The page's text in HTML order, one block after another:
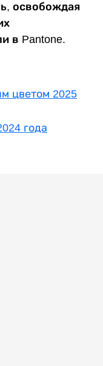
освобождая
в Pantone.
цветом 2025
года